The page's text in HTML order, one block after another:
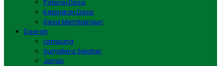
Potensi Desa
Kebijakan Desa
Desa Membangun
Daerah
Lampung
Sumatera Selatan
Jambi